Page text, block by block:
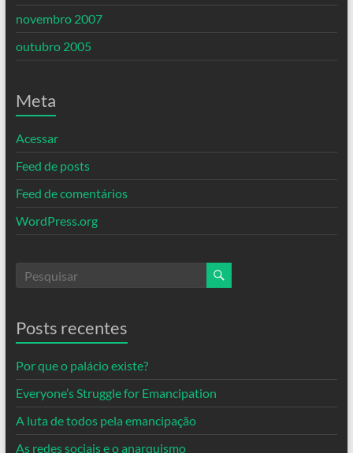
novembro 2007
outubro 2005
Meta
Acessar
Feed de posts
Feed de comentários
WordPress.org
Posts recentes
Por que o palácio existe?
Everyone’s Struggle for Emancipation
A luta de todos pela emancipação
As redes sociais e o anarquismo